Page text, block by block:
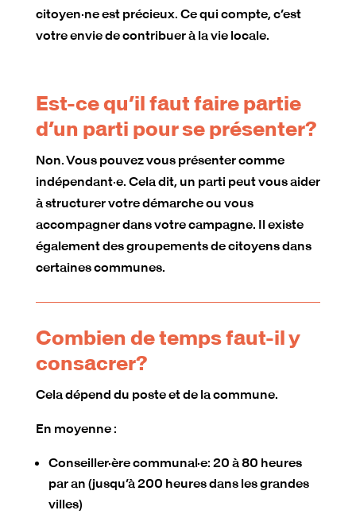
citoyen·ne est précieux. Ce qui compte, c’est
votre envie de contribuer à la vie locale.
Est-ce qu’il faut faire partie
d’un parti pour se présenter?
Non. Vous pouvez vous présenter comme
indépendant·e. Cela dit, un parti peut vous aider
à structurer votre démarche ou vous
accompagner dans votre campagne. Il existe
également des groupements de citoyens dans
certaines communes.
Combien de temps faut-il y
consacrer?
Cela dépend du poste et de la commune.
En moyenne :
Conseiller·ère communal·e: 20 à 80 heures
par an (jusqu’à 200 heures dans les grandes
villes)